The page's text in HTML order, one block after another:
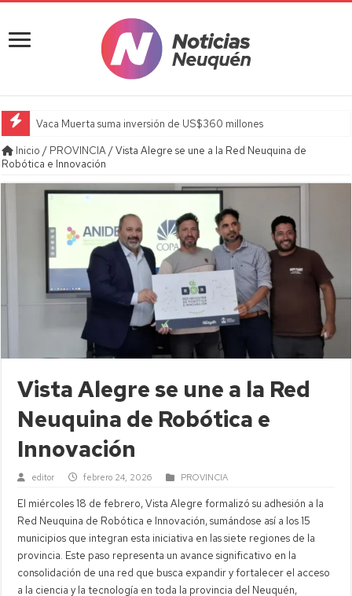
Vaca Muerta suma inversión de US$360 millones
Inicio / PROVINCIA/Vista Alegre se une a la Red Neuquina de
Robótica e Innovación
Vista Alegre se une a la Red
Neuquina de Robótica e
Innovación
editor febrero 24, 2026 PROVINCIA
El miércoles 18 de febrero, Vista Alegre formalizó su adhesión a la
Red Neuquina de Robótica e Innovación, sumándose así a los 15
municipios que integran esta iniciativa en las siete regiones de la
provincia. Este paso representa un avance significativo en la
consolidación de una red que busca expandir y fortalecer el acceso
a la ciencia y la tecnología en toda la provincia del Neuquén,